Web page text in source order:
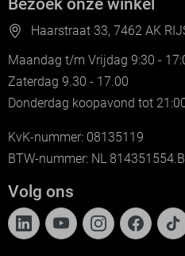
Haarstraat 33, 7462 AK
Maandag t/m Vrijdag 9:30 -
Zaterdag 9.30 - 17.00
Donderdag koopavond tot
KvK-nummer: 08135119
BTW-nummer: NL
Volg ons